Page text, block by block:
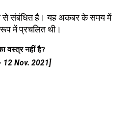
से संबंधित है। यह अकबर के समय में
रूप में प्रचलित थी।
वस्त्र नहीं है?
12 Nov. 2021]